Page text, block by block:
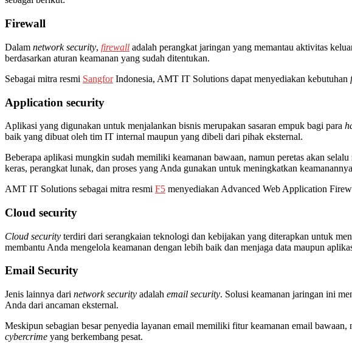
Firewall
Dalam network security, firewall adalah perangkat jaringan yang memantau aktivitas
berdasarkan aturan keamanan yang sudah ditentukan.
Sebagai mitra resmi SangforIndonesia, AMT IT Solutions dapat menyediakan kebutuhan
Application security
Aplikasi yang digunakan untuk menjalankan bisnis merupakan sasaran empuk bagi para
baik yang dibuat oleh tim IT internal maupun yang dibeli dari pihak eksternal.
Beberapa aplikasi mungkin sudah memiliki keamanan bawaan, namun peretas akan
keras, perangkat lunak, dan proses yang Anda gunakan untuk meningkatkan
AMT IT Solutions sebagai mitra resmi F5 menyediakan Advanced Web Application
Cloud security
Cloud security terdiri dari serangkaian teknologi dan kebijakan yang diterapkan untuk
membantu Anda mengelola keamanan dengan lebih baik dan menjaga data maupun
Email Security
Jenis lainnya dari network security adalah email security. Solusi keamanan jaringan ini
Anda dari ancaman eksternal.
Meskipun sebagian besar penyedia layanan email memiliki fitur keamanan email
cybercrime yang berkembang pesat.